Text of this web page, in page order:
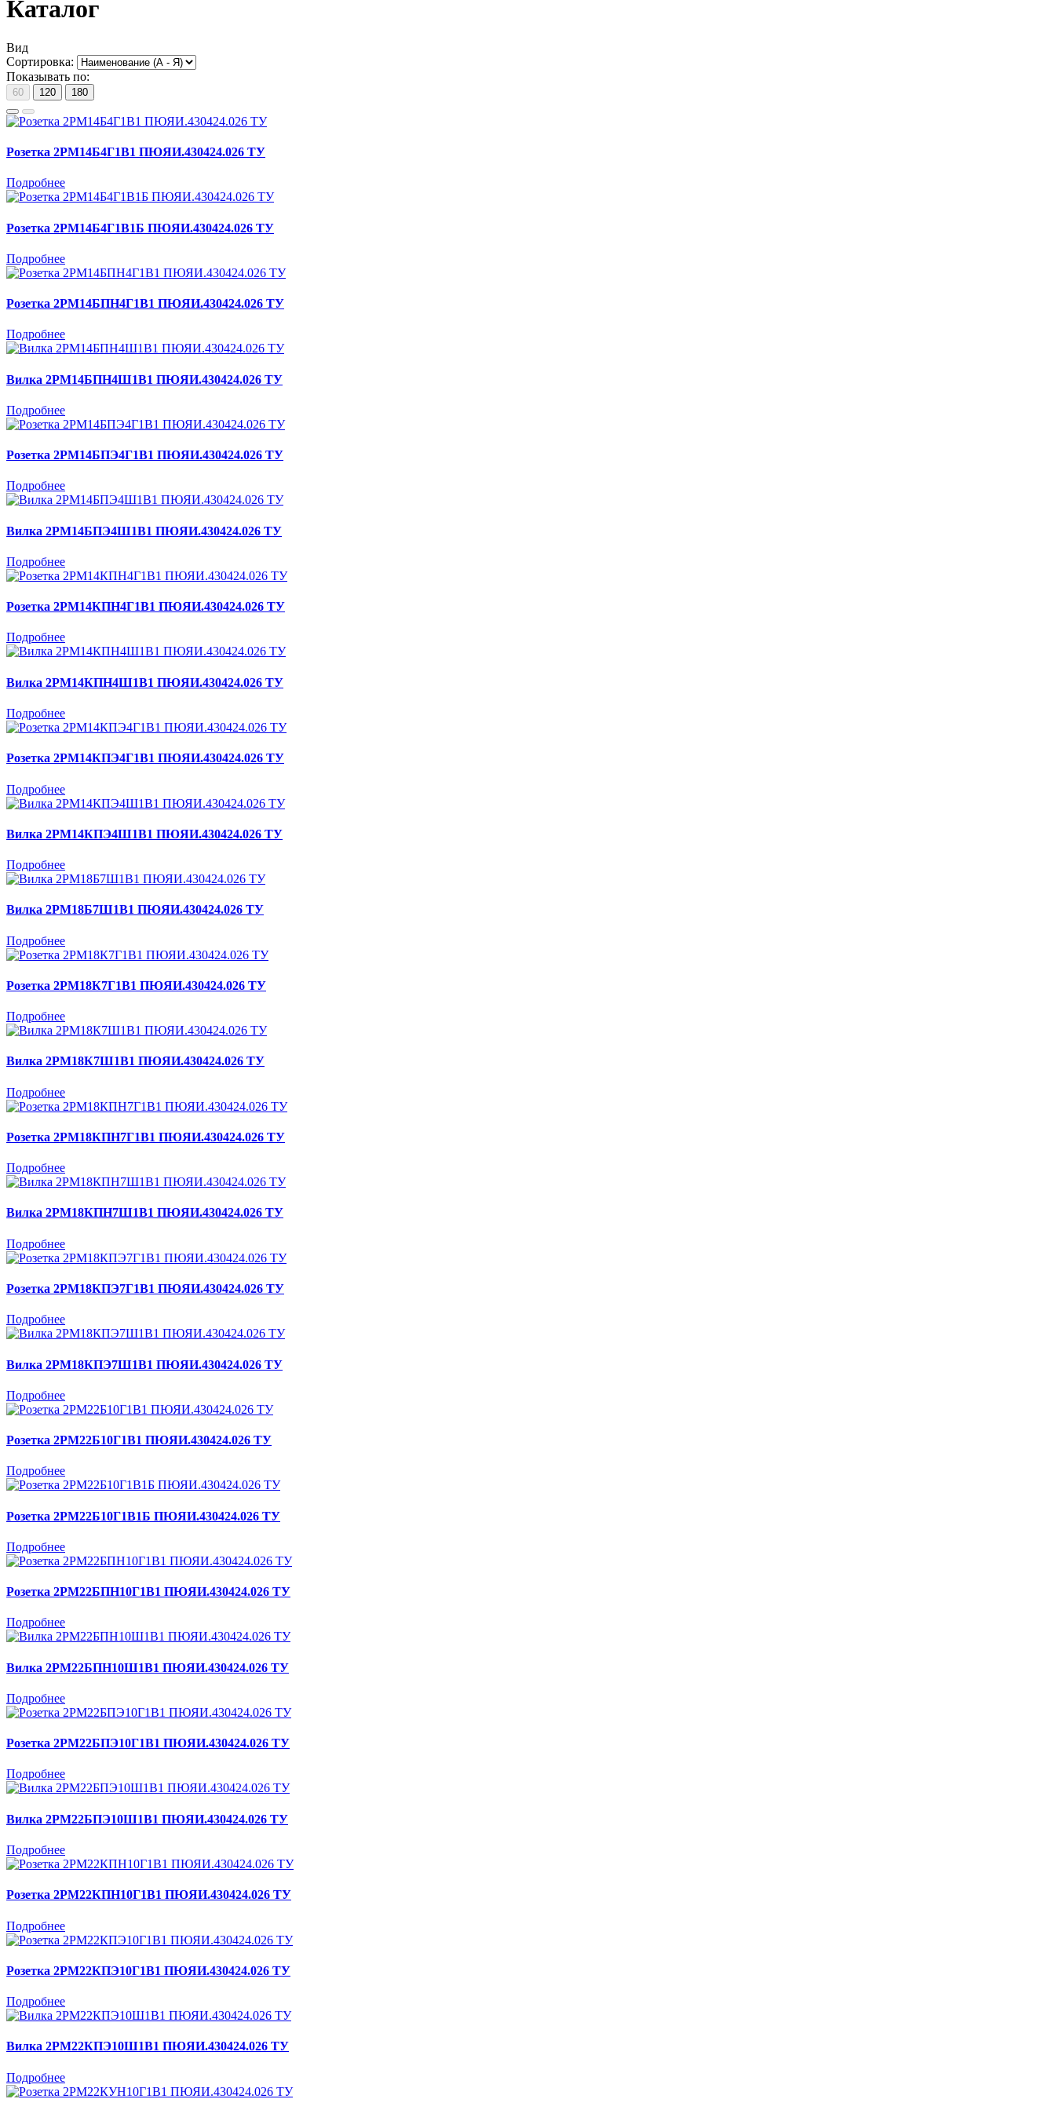
Каталог
Вид
Сортировка:
Показывать по:
60 120 180
Розетка 2РМ14Б4Г1В1 ПЮЯИ.430424.026 ТУ
Подробнее
Розетка 2РМ14Б4Г1В1Б ПЮЯИ.430424.026 ТУ
Подробнее
Розетка 2РМ14БПН4Г1В1 ПЮЯИ.430424.026 ТУ
Подробнее
Вилка 2РМ14БПН4Ш1В1 ПЮЯИ.430424.026 ТУ
Подробнее
Розетка 2РМ14БПЭ4Г1В1 ПЮЯИ.430424.026 ТУ
Подробнее
Вилка 2РМ14БПЭ4Ш1В1 ПЮЯИ.430424.026 ТУ
Подробнее
Розетка 2РМ14КПН4Г1В1 ПЮЯИ.430424.026 ТУ
Подробнее
Вилка 2РМ14КПН4Ш1В1 ПЮЯИ.430424.026 ТУ
Подробнее
Розетка 2РМ14КПЭ4Г1В1 ПЮЯИ.430424.026 ТУ
Подробнее
Вилка 2РМ14КПЭ4Ш1В1 ПЮЯИ.430424.026 ТУ
Подробнее
Вилка 2РМ18Б7Ш1В1 ПЮЯИ.430424.026 ТУ
Подробнее
Розетка 2РМ18К7Г1В1 ПЮЯИ.430424.026 ТУ
Подробнее
Вилка 2РМ18К7Ш1В1 ПЮЯИ.430424.026 ТУ
Подробнее
Розетка 2РМ18КПН7Г1В1 ПЮЯИ.430424.026 ТУ
Подробнее
Вилка 2РМ18КПН7Ш1В1 ПЮЯИ.430424.026 ТУ
Подробнее
Розетка 2РМ18КПЭ7Г1В1 ПЮЯИ.430424.026 ТУ
Подробнее
Вилка 2РМ18КПЭ7Ш1В1 ПЮЯИ.430424.026 ТУ
Подробнее
Розетка 2РМ22Б10Г1В1 ПЮЯИ.430424.026 ТУ
Подробнее
Розетка 2РМ22Б10Г1В1Б ПЮЯИ.430424.026 ТУ
Подробнее
Розетка 2РМ22БПН10Г1В1 ПЮЯИ.430424.026 ТУ
Подробнее
Вилка 2РМ22БПН10Ш1В1 ПЮЯИ.430424.026 ТУ
Подробнее
Розетка 2РМ22БПЭ10Г1В1 ПЮЯИ.430424.026 ТУ
Подробнее
Вилка 2РМ22БПЭ10Ш1В1 ПЮЯИ.430424.026 ТУ
Подробнее
Розетка 2РМ22КПН10Г1В1 ПЮЯИ.430424.026 ТУ
Подробнее
Розетка 2РМ22КПЭ10Г1В1 ПЮЯИ.430424.026 ТУ
Подробнее
Вилка 2РМ22КПЭ10Ш1В1 ПЮЯИ.430424.026 ТУ
Подробнее